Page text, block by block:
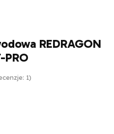
REDRAGON
PRO
1)